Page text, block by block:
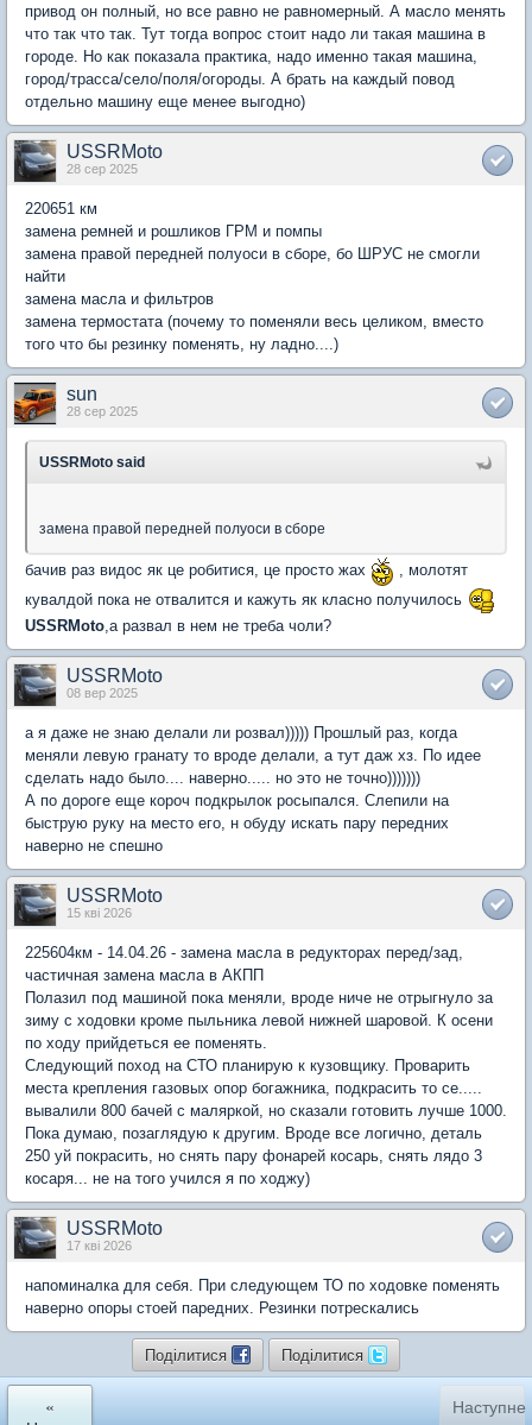
привод он полный, но все равно не равномерный. А масло менять
что так что так. Тут тогда вопрос стоит надо ли такая машина в
городе. Но как показала практика, надо именно такая машина,
город/трасса/село/поля/огороды. А брать на каждый повод
отдельно машину еще менее выгодно)
USSRMoto
28 сер 2025
220651 км
замена ремней и рошликов ГРМ и помпы
замена правой передней полуоси в сборе, бо ШРУС не смогли
найти
замена масла и фильтров
замена термостата (почему то поменяли весь целиком, вместо
того что бы резинку поменять, ну ладно....)
sun
28 сер 2025
USSRMoto said
замена правой передней полуоси в сборе
бачив раз видос як це робитися, це просто жах
, молотят
кувалдой пока не отвалится и кажуть як класно получилось
USSRMoto,а развал в нем не треба чоли?
USSRMoto
08 вер 2025
а я даже не знаю делали ли розвал))))) Прошлый раз, когда
меняли левую гранату то вроде делали, а тут даж хз. По идее
сделать надо было.... наверно..... но это не точно)))))))
А по дороге еще короч подкрылок росыпался. Слепили на
быструю руку на место его, н обуду искать пару передних
наверно не спешно
USSRMoto
15 кві 2026
225604км - 14.04.26 - замена масла в редукторах перед/зад,
частичная замена масла в АКПП
Полазил под машиной пока меняли, вроде ниче не отрыгнуло за
зиму с ходовки кроме пыльника левой нижней шаровой. К осени
по ходу прийдеться ее поменять.
Следующий поход на СТО планирую к кузовщику. Проварить
места крепления газовых опор богажника, подкрасить то се.....
вывалили 800 бачей с маляркой, но сказали готовить лучше 1000.
Пока думаю, позаглядую к другим. Вроде все логично, деталь
250 уй покрасить, но снять пару фонарей косарь, снять лядо 3
косаря... не на того учился я по ходжу)
USSRMoto
17 кві 2026
напоминалка для себя. При следующем ТО по ходовке поменять
наверно опоры стоей паредних. Резинки потрескались
Поділитися Поділитися
«
Наступне